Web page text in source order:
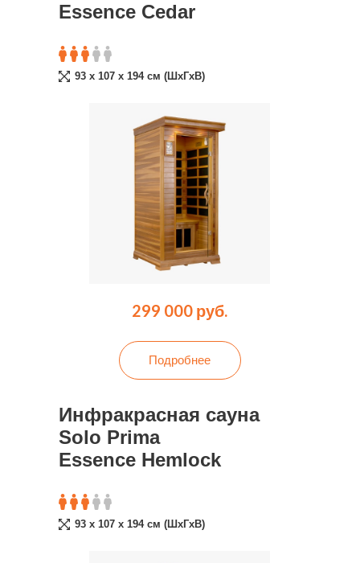
Essence Cedar
93 x 107 x 194 cм (ШxГxВ)
299 000 руб.
Подробнее
Инфракрасная сауна
Solo Prima
Essence Hemlock
93 x 107 x 194 cм (ШxГxВ)